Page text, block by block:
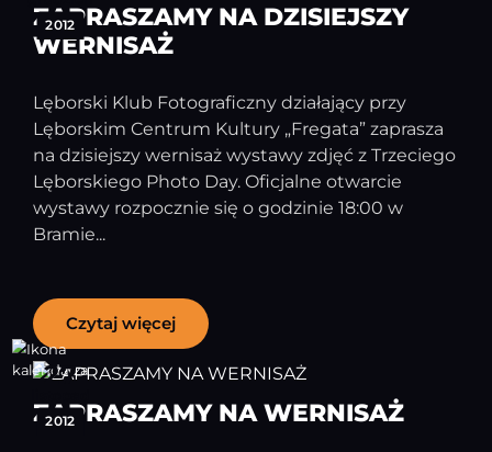
2012
ZAPRASZAMY NA DZISIEJSZY
WERNISAŻ
Lęborski Klub Fotograficzny działający przy
Lęborskim Centrum Kultury „Fregata” zaprasza
na dzisiejszy wernisaż wystawy zdjęć z Trzeciego
Lęborskiego Photo Day. Oficjalne otwarcie
wystawy rozpocznie się o godzinie 18:00 w
Bramie...
Czytaj więcej
27
2012
ZAPRASZAMY NA WERNISAŻ